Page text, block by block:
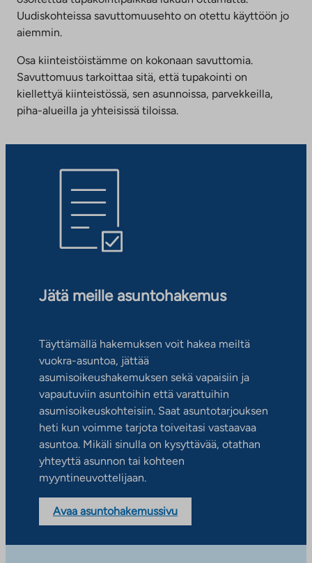
Uudiskohteissa savuttomuusehto on otettu käyttöön jo
aiemmin.
Osa kiinteistöistämme on kokonaan savuttomia.
Savuttomuus tarkoittaa sitä, että tupakointi on
kiellettyä kiinteistössä, sen asunnoissa, parvekkeilla,
piha-alueilla ja yhteisissä tiloissa.
Jätä meille asuntohakemus
Täyttämällä hakemuksen voit hakea meiltä
vuokra-asuntoa, jättää
asumisoikeushakemuksen sekä vapaisiin ja
vapautuviin asuntoihin että varattuihin
asumisoikeuskohteisiin. Saat asuntotarjouksen
heti kun voimme tarjota toiveitasi vastaavaa
asuntoa. Mikäli sinulla on kysyttävää, otathan
yhteyttä asunnon tai kohteen
myyntineuvottelijaan.
Avaa asuntohakemussivu